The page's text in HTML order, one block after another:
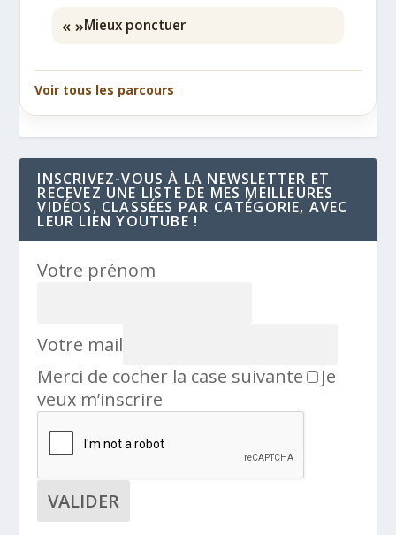
« »Mieux ponctuer
Voir tous les parcours
INSCRIVEZ-VOUS À LA NEWSLETTER ET
RECEVEZ UNE LISTE DE MES MEILLEURES
VIDÉOS, CLASSÉES PAR CATÉGORIE, AVEC
LEUR LIEN YOUTUBE !
Votre prénom
Votre mail
Merci de cocher la case suivante
Je
veux m’inscrire